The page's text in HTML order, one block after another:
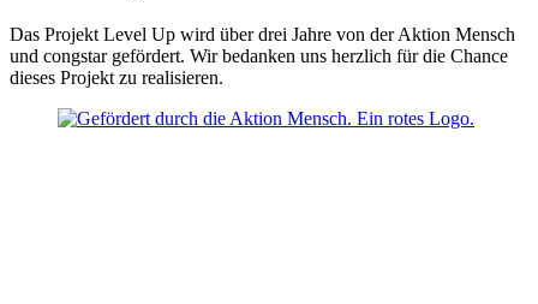
Das Projekt Level Up wird über drei Jahre von der Aktion Mensch
und congstar gefördert. Wir bedanken uns herzlich für die Chance
dieses Projekt zu realisieren.